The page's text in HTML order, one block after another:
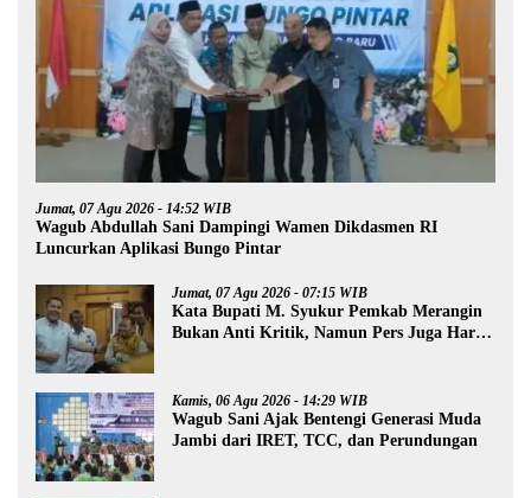
Jumat, 07 Agu 2026 - 14:52 WIB
Wagub Abdullah Sani Dampingi Wamen Dikdasmen RI
Luncurkan Aplikasi Bungo Pintar
Jumat, 07 Agu 2026 - 07:15 WIB
Kata Bupati M. Syukur Pemkab Merangin
Bukan Anti Kritik, Namun Pers Juga Harus
Kamis, 06 Agu 2026 - 14:29 WIB
Wagub Sani Ajak Bentengi Generasi Muda
Jambi dari IRET, TCC, dan Perundungan